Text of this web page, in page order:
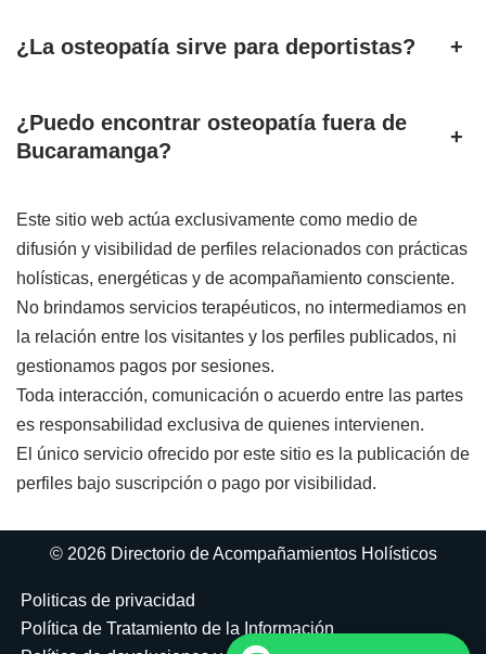
¿La osteopatía sirve para deportistas? +
¿Puedo encontrar osteopatía fuera de
Bucaramanga?
+
Este sitio web actúa exclusivamente como medio de
difusión y visibilidad de perfiles relacionados con prácticas
holísticas, energéticas y de acompañamiento consciente.
No brindamos servicios terapéuticos, no intermediamos en
la relación entre los visitantes y los perfiles publicados, ni
gestionamos pagos por sesiones.
Toda interacción, comunicación o acuerdo entre las partes
es responsabilidad exclusiva de quienes intervienen.
El único servicio ofrecido por este sitio es la publicación de
perfiles bajo suscripción o pago por visibilidad.
© 2026 Directorio de Acompañamientos Holísticos
Politicas de privacidad
Política de Tratamiento de la Información